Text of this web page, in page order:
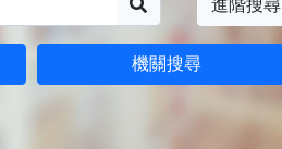
進階搜尋
機關搜尋